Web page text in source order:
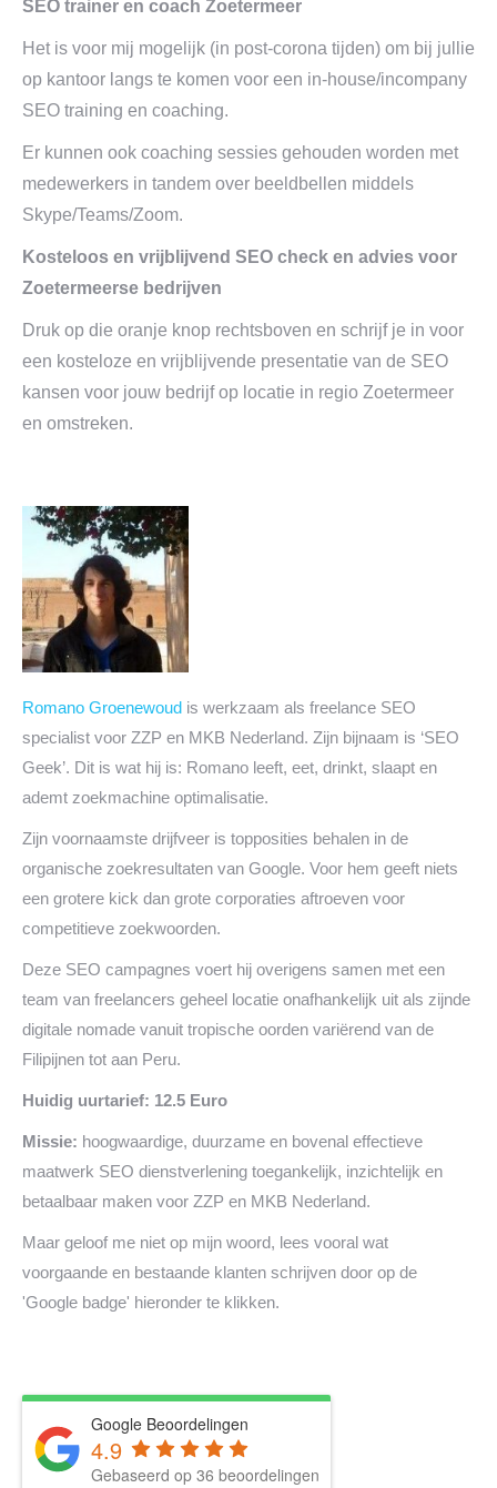
SEO trainer en coach Zoetermeer
Het is voor mij mogelijk (in post-corona tijden) om bij jullie
op kantoor langs te komen voor een in-house/incompany
SEO training en coaching.
Er kunnen ook coaching sessies gehouden worden met
medewerkers in tandem over beeldbellen middels
Skype/Teams/Zoom.
Kosteloos en vrijblijvend SEO check en advies voor
Zoetermeerse bedrijven
Druk op die oranje knop rechtsboven en schrijf je in voor
een kosteloze en vrijblijvende presentatie van de SEO
kansen voor jouw bedrijf op locatie in regio Zoetermeer
en omstreken.
Romano Groenewoud is werkzaam als freelance SEO
specialist voor ZZP en MKB Nederland. Zijn bijnaam is ‘SEO
Geek’. Dit is wat hij is: Romano leeft, eet, drinkt, slaapt en
ademt zoekmachine optimalisatie.
Zijn voornaamste drijfveer is topposities behalen in de
organische zoekresultaten van Google. Voor hem geeft niets
een grotere kick dan grote corporaties aftroeven voor
competitieve zoekwoorden.
Deze SEO campagnes voert hij overigens samen met een
team van freelancers geheel locatie onafhankelijk uit als zijnde
digitale nomade vanuit tropische oorden variërend van de
Filipijnen tot aan Peru.
Huidig uurtarief: 12.5 Euro
Missie: hoogwaardige, duurzame en bovenal effectieve
maatwerk SEO dienstverlening toegankelijk, inzichtelijk en
betaalbaar maken voor ZZP en MKB Nederland.
Maar geloof me niet op mijn woord, lees vooral wat
voorgaande en bestaande klanten schrijven door op de
'Google badge' hieronder te klikken.
Google Beoordelingen
4.9
Gebaseerd op 36 beoordelingen